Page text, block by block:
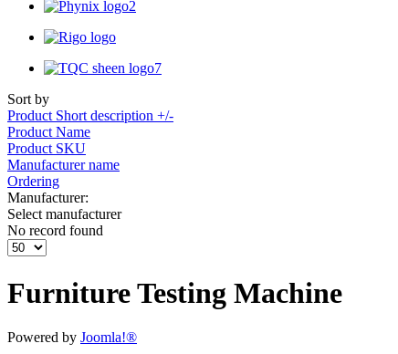
Sort by
Product Short description +/-
Product Name
Product SKU
Manufacturer name
Ordering
Manufacturer:
Select manufacturer
No record found
Furniture Testing Machine
Powered by Joomla!®